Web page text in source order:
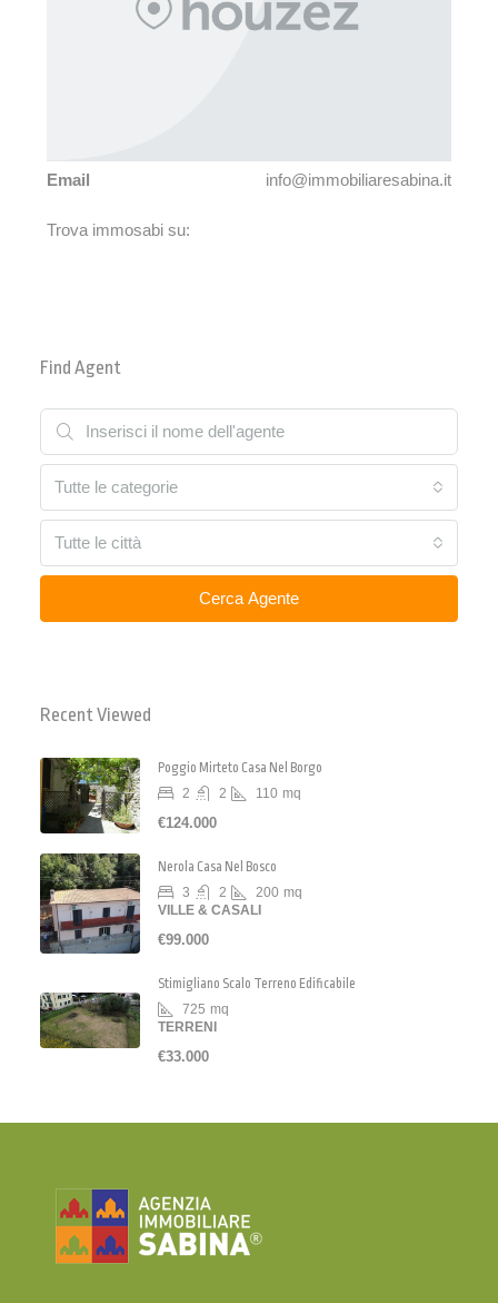
Email info@immobiliaresabina.it
Trova immosabi su:
Find Agent
Tutte le categorie
Tutte le città
Cerca Agente
Recent Viewed
Poggio Mirteto Casa Nel Borgo
2
2 110 mq
€124.000
Nerola Casa Nel Bosco
3
2 200 mq
VILLE & CASALI
€99.000
Stimigliano Scalo Terreno Edificabile
725 mq
TERRENI
€33.000